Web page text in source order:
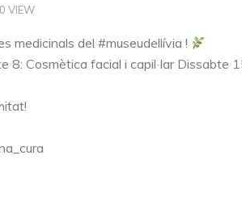
0 VIEW
medicinals del #museudellívia !
8: Cosmètica facial i capil·lar